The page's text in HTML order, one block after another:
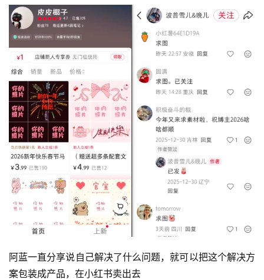
阿蓝一直分享说自己解决了什么问题，就可以把这个解决方
案包装成产品，在小红书卖出去